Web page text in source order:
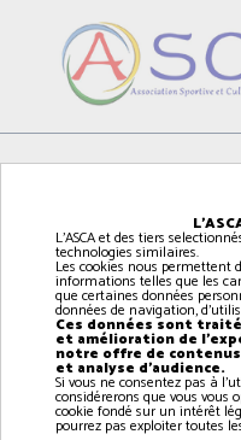
L'ASCA et des tiers
technologies similaires.
Les cookies nous permettent
informations telles que les
que certaines données
données de navigation,
Ces données sont
et amélioration de
notre offre de
et analyse d'audience.
Si vous ne consentez pas à
considérerons que vous vous
cookie fondé sur un intérêt
pourrez pas exploiter toutes